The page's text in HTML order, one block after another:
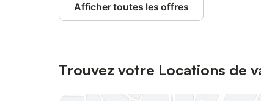
Afficher toutes les offres
Trouvez votre Locations de